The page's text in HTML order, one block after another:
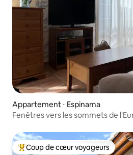
Appartement ⋅ Espinama
Fenêtres vers les sommets de
Coups de cœur voyageurs les
Coup de cœur voyageurs